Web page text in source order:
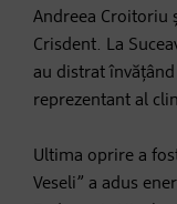
Andreea Croitoriu
Crisdent. La
au distrat
reprezentant al
Ultima oprire a
Veseli” a adus